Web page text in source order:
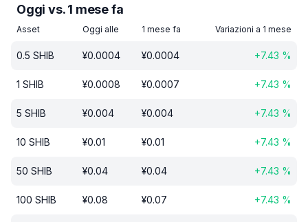
Oggi vs. 1 mese fa
Asset Oggi alle 1 mese fa Variazioni a 1 mese
0.5 SHIB ¥0.0004 ¥0.0004 +7.43 %
1 SHIB ¥0.0008 ¥0.0007 +7.43 %
5 SHIB ¥0.004 ¥0.004 +7.43 %
10 SHIB ¥0.01 ¥0.01 +7.43 %
50 SHIB ¥0.04 ¥0.04 +7.43 %
100 SHIB ¥0.08 ¥0.07 +7.43 %